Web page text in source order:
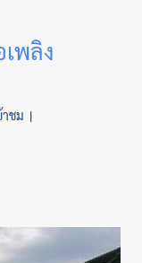
พลิง
ชม |